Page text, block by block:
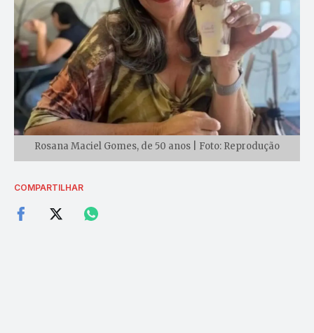
Rosana Maciel Gomes, de 50 anos | Foto: Reprodução
COMPARTILHAR